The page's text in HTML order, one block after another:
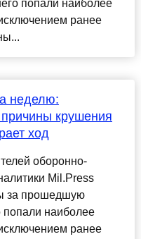
попали наиболее
ранее
неделю:
крушения
ход
оборонно-
Mil.Press
за прошедшую
попали наиболее
ранее